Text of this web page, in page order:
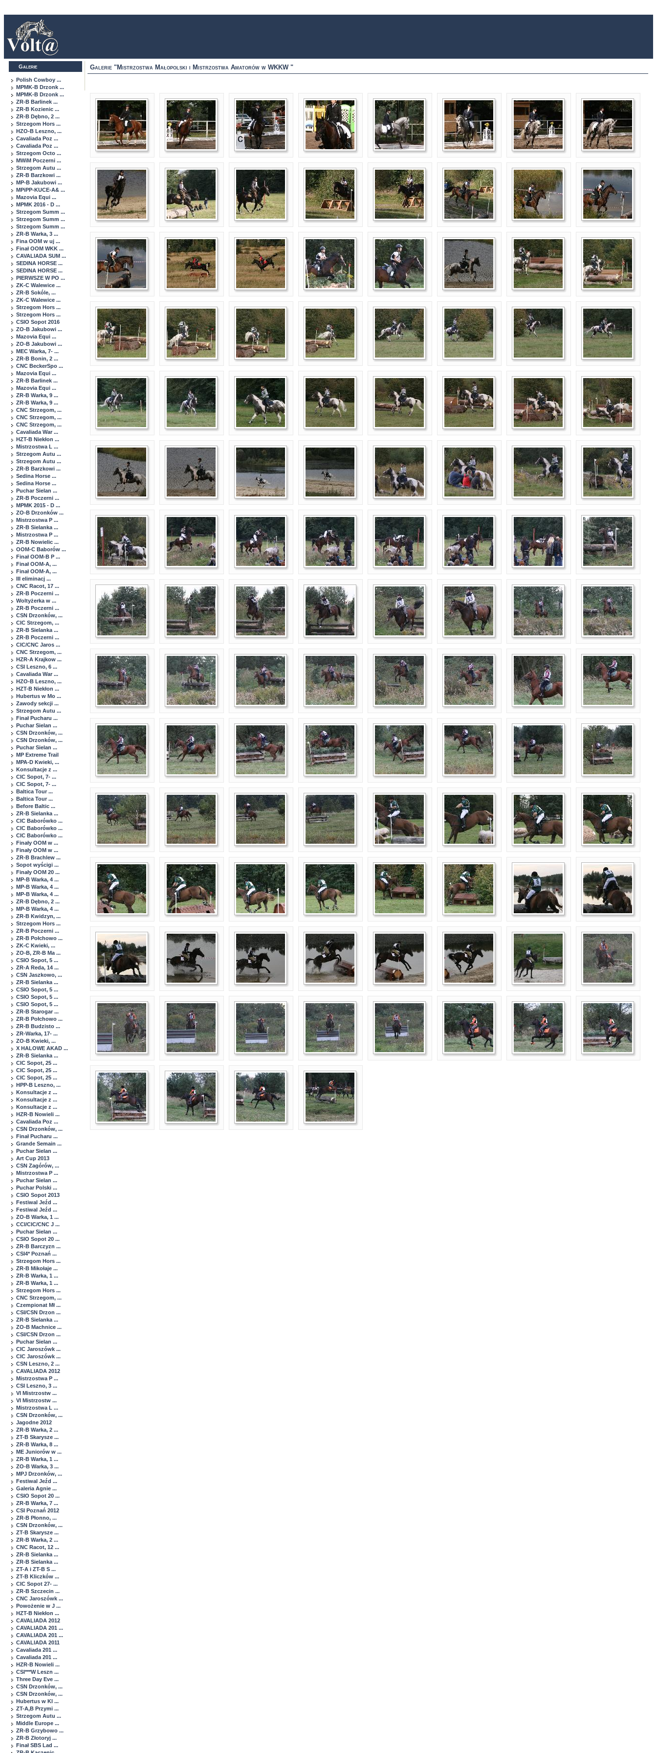
Galerie
Polish Cowboy ...
MPMK-B Drzonk ...
MPMK-B Drzonk ...
ZR-B Barlinek ...
ZR-B Kozienic ...
ZR-B Dębno, 2 ...
Strzegom Hors ...
HZO-B Leszno, ...
Cavaliada Poz ...
Cavaliada Poz ...
Strzegom Octo ...
MWiM Poczerni ...
Strzegom Autu ...
ZR-B Barzkowi ...
MP-B Jakubowi ...
MPiPP-KUCE-A& ...
Mazovia Equi ...
MPMK 2016 - D ...
Strzegom Summ ...
Strzegom Summ ...
Strzegom Summ ...
ZR-B Warka, 3 ...
Fina OOM w uj ...
Finał OOM WKK ...
CAVALIADA SUM ...
SEDINA HORSE ...
SEDINA HORSE ...
PIERWSZE W PO ...
ZK-C Walewice ...
ZR-B Sokóle, ...
ZK-C Walewice ...
Strzegom Hors ...
Strzegom Hors ...
CSIO Sopot 2016
ZO-B Jakubowi ...
Mazovia Equi ...
ZO-B Jakubowi ...
MEC Warka, 7- ...
ZR-B Bonin, 2 ...
CNC BeckerSpo ...
Mazovia Equi ...
ZR-B Barlinek ...
Mazovia Equi ...
ZR-B Warka, 9 ...
ZR-B Warka, 9 ...
CNC Strzegom, ...
CNC Strzegom, ...
CNC Strzegom, ...
Cavaliada War ...
HZT-B Niekłon ...
Mistrzostwa L ...
Strzegom Autu ...
Strzegom Autu ...
ZR-B Barzkowi ...
Sedina Horse ...
Sedina Horse ...
Puchar Sielan ...
ZR-B Poczerni ...
MPMK 2015 - D ...
ZO-B Drzonków ...
Mistrzostwa P ...
ZR-B Sielanka ...
Mistrzostwa P ...
ZR-B Nowielic ...
OOM-C Baborów ...
Finał OOM-B P ...
Finał OOM-A, ...
Finał OOM-A, ...
III eliminacj ...
CNC Racot, 17 ...
ZR-B Poczerni ...
Woltyżerka w ...
ZR-B Poczerni ...
CSN Drzonków, ...
CIC Strzegom, ...
ZR-B Sielanka ...
ZR-B Poczerni ...
CIC/CNC Jaros ...
CNC Strzegom, ...
HZR-A Krajkow ...
CSI Leszno, 6 ...
Cavaliada War ...
HZO-B Leszno, ...
HZT-B Niekłon ...
Hubertus w Mo ...
Zawody sekcji ...
Strzegom Autu ...
Finał Pucharu ...
Puchar Sielan ...
CSN Drzonków, ...
CSN Drzonków, ...
Puchar Sielan ...
MP Extreme Trail
MPA-D Kwieki, ...
Konsultacje z ...
CIC Sopot, 7- ...
CIC Sopot, 7- ...
Baltica Tour ...
Baltica Tour ...
Before Baltic ...
ZR-B Sielanka ...
CIC Baborówko ...
CIC Baborówko ...
CIC Baborówko ...
Finały OOM w ...
Finały OOM w ...
ZR-B Brachlew ...
Sopot wyścigi ...
Finały OOM 20 ...
MP-B Warka, 4 ...
MP-B Warka, 4 ...
MP-B Warka, 4 ...
ZR-B Dębno, 2 ...
MP-B Warka, 4 ...
ZR-B Kwidzyn, ...
Strzegom Hors ...
ZR-B Poczerni ...
ZR-B Połchowo ...
ZK-C Kwieki, ...
ZO-B, ZR-B Ma ...
CSIO Sopot, 5 ...
ZR-A Reda, 14 ...
CSN Jaszkowo, ...
ZR-B Sielanka ...
CSIO Sopot, 5 ...
CSIO Sopot, 5 ...
CSIO Sopot, 5 ...
ZR-B Starogar ...
ZR-B Połchowo ...
ZR-B Budzisto ...
ZR-Warka, 17- ...
ZO-B Kwieki, ...
X HALOWE AKAD ...
ZR-B Sielanka ...
CIC Sopot, 25 ...
CIC Sopot, 25 ...
CIC Sopot, 25 ...
HPP-B Leszno, ...
Konsultacje z ...
Konsultacje z ...
Konsultacje z ...
HZR-B Nowieli ...
Cavaliada Poz ...
CSN Drzonków, ...
Finał Pucharu ...
Grande Semain ...
Puchar Sielan ...
Art Cup 2013
CSN Zagórów, ...
Mistrzostwa P ...
Puchar Sielan ...
Puchar Polski ...
CSIO Sopot 2013
Festiwal Jeźd ...
Festiwal Jeźd ...
ZO-B Warka, 1 ...
CCI/CIC/CNC J ...
Puchar Sielan ...
CSIO Sopot 20 ...
ZR-B Barczyzn ...
CSI4* Poznań ...
Strzegom Hors ...
ZR-B Mikołaje ...
ZR-B Warka, 1 ...
ZR-B Warka, 1 ...
Strzegom Hors ...
CNC Strzegom, ...
Czempionat Mł ...
CSI/CSN Drzon ...
ZR-B Sielanka ...
ZO-B Machnice ...
CSI/CSN Drzon ...
Puchar Sielan ...
CIC Jaroszówk ...
CIC Jaroszówk ...
CSN Leszno, 2 ...
CAVALIADA 2012
Mistrzostwa P ...
CSI Leszno, 3 ...
VI Mistrzostw ...
VI Mistrzostw ...
Mistrzostwa L ...
CSN Drzonków, ...
Jagodne 2012
ZR-B Warka, 2 ...
ZT-B Skarysze ...
ZR-B Warka, 8 ...
ME Juniorów w ...
ZR-B Warka, 1 ...
ZO-B Warka, 3 ...
MPJ Drzonków, ...
Festiwal Jeźd ...
Galeria Agnie ...
CSIO Sopot 20 ...
ZR-B Warka, 7 ...
CSI Poznań 2012
ZR-B Płonno, ...
CSN Drzonków, ...
ZT-B Skarysze ...
ZR-B Warka, 2 ...
CNC Racot, 12 ...
ZR-B Sielanka ...
ZR-B Sielanka ...
ZT-A i ZT-B S ...
ZT-B Kliczków ...
CIC Sopot 27- ...
ZR-B Szczecin ...
CNC Jaroszówk ...
Powożenie w J ...
HZT-B Niekłon ...
CAVALIADA 2012
CAVALIADA 201 ...
CAVALIADA 201 ...
CAVALIADA 2011
Cavaliada 201 ...
Cavaliada 201 ...
HZR-B Nowieli ...
CSI***W Leszn ...
Three Day Eve ...
CSN Drzonków, ...
CSN Drzonków, ...
Hubertus w Kl ...
ZT-A,B Przymi ...
Strzegom Autu ...
Middle Europe ...
ZR-B Grzybowo ...
ZR-B Złotoryj ...
Finał SBS Lad ...
Galerie "Mistrzostwa Małopolski i Mistrzostwa Amatorów w WKKW "